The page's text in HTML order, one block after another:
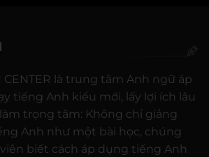
CENTER là trung tâm Anh ngữ áp
tiếng Anh kiểu mới, lấy lợi ích lâu
trọng tâm: Không chỉ giảng
Anh như một bài học, chúng
biết cách áp dụng tiếng Anh